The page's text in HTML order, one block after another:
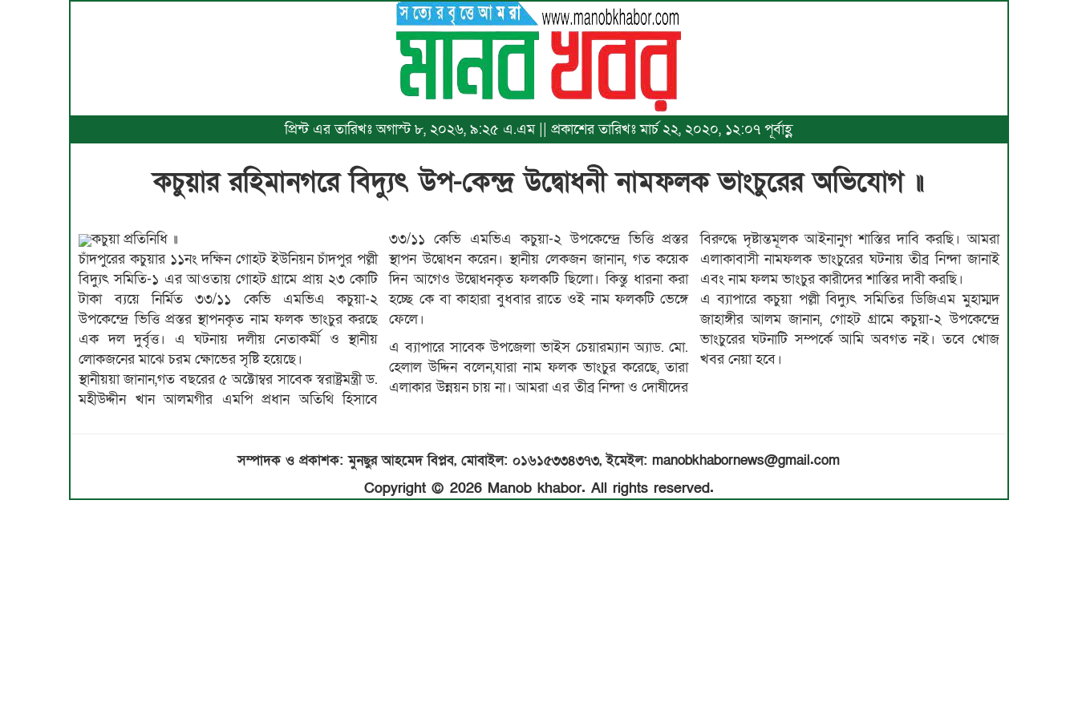
প্রিন্ট এর তারিখঃ অগাস্ট ৮, ২০২৬, ৯:২৫ এ.এম || প্রকাশের তারিখঃ মার্চ ২২, ২০২০, ১২:০৭ পূর্বাহ্ণ
কচুয়ার রহিমানগরে বিদ্যুৎ উপ-কেন্দ্র উদ্বোধনী নামফলক ভাংচুরের অভিযোগ ॥
কচুয়া প্রতিনিধি ॥
চাঁদপুরের কচুয়ার ১১নং দক্ষিন গোহট ইউনিয়ন চাঁদপুর পল্লী
বিদ্যুৎ সমিতি-১ এর আওতায় গোহট গ্রামে প্রায় ২৩ কোটি
টাকা ব্যয়ে নির্মিত ৩৩/১১ কেভি এমভিএ কচুয়া-২
উপকেন্দ্রে ভিত্তি প্রস্তর স্থাপনকৃত নাম ফলক ভাংচুর করছে
এক দল দুর্বৃত্ত। এ ঘটনায় দলীয় নেতাকর্মী ও স্থানীয়
লোকজনের মাঝে চরম ক্ষোভের সৃষ্টি হয়েছে।
স্থানীয়য়া জানান,গত বছরের ৫ অক্টোম্বর সাবেক স্বরাষ্ট্রমন্ত্রী ড.
মহীউদ্দীন খান আলমগীর এমপি প্রধান অতিথি হিসাবে
৩৩/১১ কেভি এমভিএ কচুয়া-২ উপকেন্দ্রে ভিত্তি প্রস্তর
স্থাপন উদ্বোধন করেন। স্থানীয় লেকজন জানান, গত কয়েক
দিন আগেও উদ্বোধনকৃত ফলকটি ছিলো। কিন্তু ধারনা করা
হচ্ছে কে বা কাহারা বুধবার রাতে ওই নাম ফলকটি ভেঙ্গে
ফেলে।
এ ব্যাপারে সাবেক উপজেলা ভাইস চেয়ারম্যান অ্যাড. মো.
হেলাল উদ্দিন বলেন,যারা নাম ফলক ভাংচুর করেছে, তারা
এলাকার উন্নয়ন চায় না। আমরা এর তীব্র নিন্দা ও দোষীদের
বিরুদ্ধে দৃষ্টান্তমূলক আইনানুগ শাস্তির দাবি করছি। আমরা
এলাকাবাসী নামফলক ভাংচুরের ঘটনায় তীব্র নিন্দা জানাই
এবং নাম ফলম ভাংচুর কারীদের শাস্তির দাবী করছি।
এ ব্যাপারে কচুয়া পল্লী বিদ্যুৎ সমিতির ডিজিএম মুহাম্মদ
জাহাঙ্গীর আলম জানান, গোহট গ্রামে কচুয়া-২ উপকেন্দ্রে
ভাংচুরের ঘটনাটি সম্পর্কে আমি অবগত নই। তবে খোজ
খবর নেয়া হবে।
সম্পাদক ও প্রকাশক: মুনছুর আহমেদ বিপ্লব, মোবাইল: ০১৬১৫৩৩৪৩৭৩, ইমেইল: manobkhabornews@gmail.com
Copyright © 2026 Manob khabor. All rights reserved.